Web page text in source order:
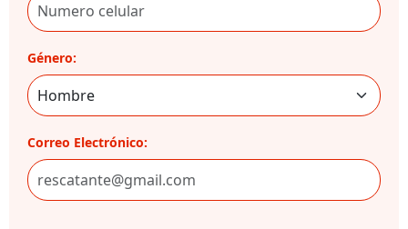
Género:
Correo Electrónico: